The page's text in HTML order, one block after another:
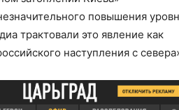
повышения
трактовали это явление как
наступления с